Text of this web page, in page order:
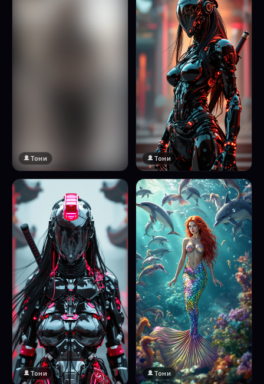
🔞 18+
Натисни за преглед
Тони Тони
Тони Тони